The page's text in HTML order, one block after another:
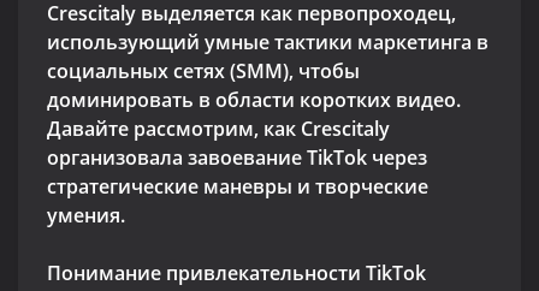
Crescitaly выделяется как первопроходец,
использующий умные тактики маркетинга в
социальных сетях (SMM), чтобы
доминировать в области коротких видео.
Давайте рассмотрим, как Crescitaly
организовала завоевание TikTok через
стратегические маневры и творческие
умения.
Понимание привлекательности TikTok